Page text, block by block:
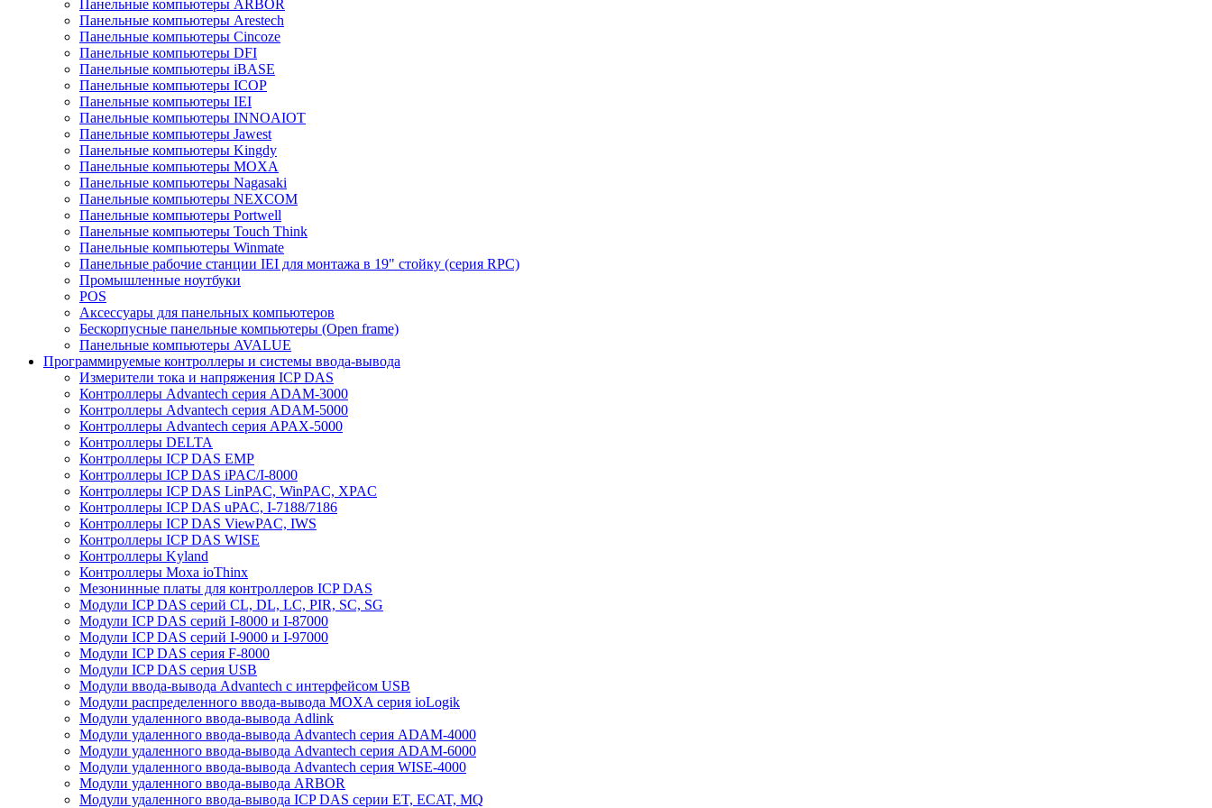
Панельные компьютеры ARBOR
Панельные компьютеры Arestech
Панельные компьютеры Cincoze
Панельные компьютеры DFI
Панельные компьютеры iBASE
Панельные компьютеры ICOP
Панельные компьютеры IEI
Панельные компьютеры INNOAIOT
Панельные компьютеры Jawest
Панельные компьютеры Kingdy
Панельные компьютеры MOXA
Панельные компьютеры Nagasaki
Панельные компьютеры NEXCOM
Панельные компьютеры Portwell
Панельные компьютеры Touch Think
Панельные компьютеры Winmate
Панельные рабочие станции IEI для монтажа в 19" стойку (серия RPC)
Промышленные ноутбуки
POS
Аксессуары для панельных компьютеров
Бескорпусные панельные компьютеры (Open frame)
Панельные компьютеры AVALUE
Программируемые контроллеры и системы ввода-вывода
Измерители тока и напряжения ICP DAS
Контроллеры Advantech серия ADAM-3000
Контроллеры Advantech серия ADAM-5000
Контроллеры Advantech серия APAX-5000
Контроллеры DELTA
Контроллеры ICP DAS EMP
Контроллеры ICP DAS iPAC/I-8000
Контроллеры ICP DAS LinPAC, WinPAC, XPAC
Контроллеры ICP DAS uPAC, I-7188/7186
Контроллеры ICP DAS ViewPAC, IWS
Контроллеры ICP DAS WISE
Контроллеры Kyland
Контроллеры Moxa ioThinx
Мезонинные платы для контроллеров ICP DAS
Модули ICP DAS серий CL, DL, LC, PIR, SC, SG
Модули ICP DAS серий I-8000 и I-87000
Модули ICP DAS серий I-9000 и I-97000
Модули ICP DAS серия F-8000
Модули ICP DAS серия USB
Модули ввода-вывода Advantech с интерфейсом USB
Модули распределенного ввода-вывода MOXA серия ioLogik
Модули удаленного ввода-вывода Adlink
Модули удаленного ввода-вывода Advantech серия ADAM-4000
Модули удаленного ввода-вывода Advantech серия ADAM-6000
Модули удаленного ввода-вывода Advantech серия WISE-4000
Модули удаленного ввода-вывода ARBOR
Модули удаленного ввода-вывода ICP DAS серии ET, ECAT, MQ